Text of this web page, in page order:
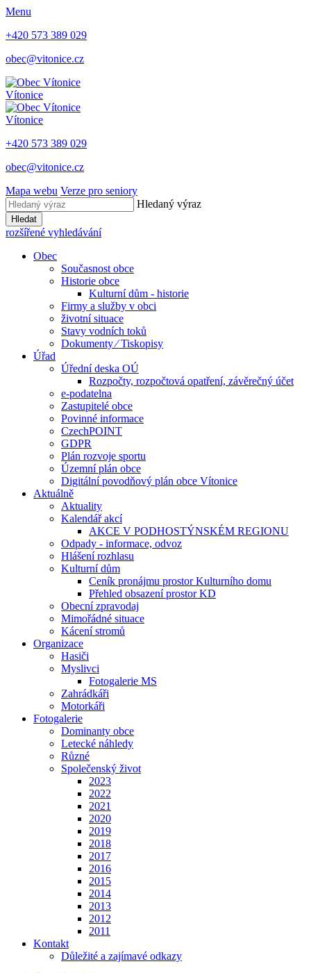
Menu
+420 573 389 029
obec@vitonice.cz
Vítonice
Vítonice
+420 573 389 029
obec@vitonice.cz
Mapa webu Verze pro seniory
Hledaný výraz
Hledat
rozšířené vyhledávání
Obec
Současnost obce
Historie obce
Kulturní dům - historie
Firmy a služby v obci
životní situace
Stavy vodních toků
Dokumenty ⁄ Tiskopisy
Úřad
Úřední deska OÚ
Rozpočty, rozpočtová opatření, závěrečný účet
e-podatelna
Zastupitelé obce
Povinné informace
CzechPOINT
GDPR
Plán rozvoje sportu
Územní plán obce
Digitální povodňový plán obce Vítonice
Aktuálně
Aktuality
Kalendář akcí
AKCE V PODHOSTÝNSKÉM REGIONU
Odpady - informace, odvoz
Hlášení rozhlasu
Kulturní dům
Ceník pronájmu prostor Kulturního domu
Přehled obsazení prostor KD
Obecní zpravodaj
Mimořádné situace
Kácení stromů
Organizace
Hasiči
Myslivci
Fotogalerie MS
Zahrádkáři
Motorkáři
Fotogalerie
Dominanty obce
Letecké náhledy
Různé
Společenský život
2023
2022
2021
2020
2019
2018
2017
2016
2015
2014
2013
2012
2011
Kontakt
Důležité a zajímavé odkazy